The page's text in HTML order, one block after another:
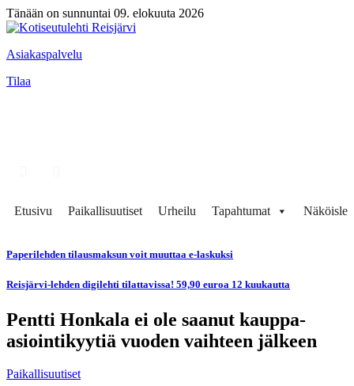
Tänään on sunnuntai 09. elokuuta 2026
Asiakaspalvelu
Tilaa
Etusivu Paikallisuutiset Urheilu Tapahtumat
Paperilehden tilausmaksun voit muuttaa e-laskuksi
Reisjärvi-lehden digilehti tilattavissa! 59,90 euroa 12 kuukautta
Pentti Honkala ei ole saanut kauppa-
asiointikyytiä vuoden vaihteen jälkeen
Paikallisuutiset